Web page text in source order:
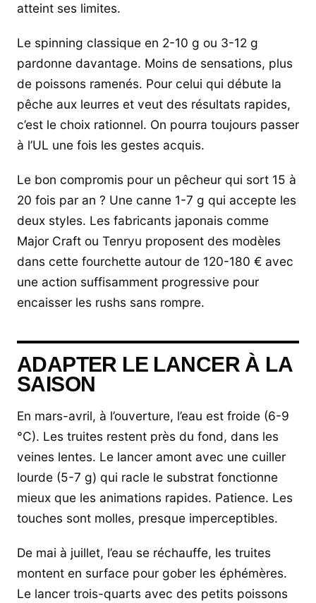
atteint ses limites.
Le spinning classique en 2-10 g ou 3-12 g
pardonne davantage. Moins de sensations, plus
de poissons ramenés. Pour celui qui débute la
pêche aux leurres et veut des résultats rapides,
c’est le choix rationnel. On pourra toujours passer
à l’UL une fois les gestes acquis.
Le bon compromis pour un pêcheur qui sort 15 à
20 fois par an ? Une canne 1-7 g qui accepte les
deux styles. Les fabricants japonais comme
Major Craft ou Tenryu proposent des modèles
dans cette fourchette autour de 120-180 € avec
une action suffisamment progressive pour
encaisser les rushs sans rompre.
ADAPTER LE LANCER À LA
SAISON
En mars-avril, à l’ouverture, l’eau est froide (6-9
°C). Les truites restent près du fond, dans les
veines lentes. Le lancer amont avec une cuiller
lourde (5-7 g) qui racle le substrat fonctionne
mieux que les animations rapides. Patience. Les
touches sont molles, presque imperceptibles.
De mai à juillet, l’eau se réchauffe, les truites
montent en surface pour gober les éphémères.
Le lancer trois-quarts avec des petits poissons